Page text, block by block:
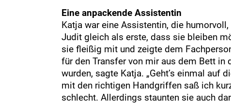
Eine anpackende Assistentin
Katja war eine Assistentin, die
Judit gleich als erste, dass sie bleiben
sie fleißig mit und zeigte dem
für den Transfer von mir aus dem Bett in
wurden, sagte Katja. „Geht’s einmal auf
mit den richtigen Handgriffen saß ich
schlecht. Allerdings staunten sie auch